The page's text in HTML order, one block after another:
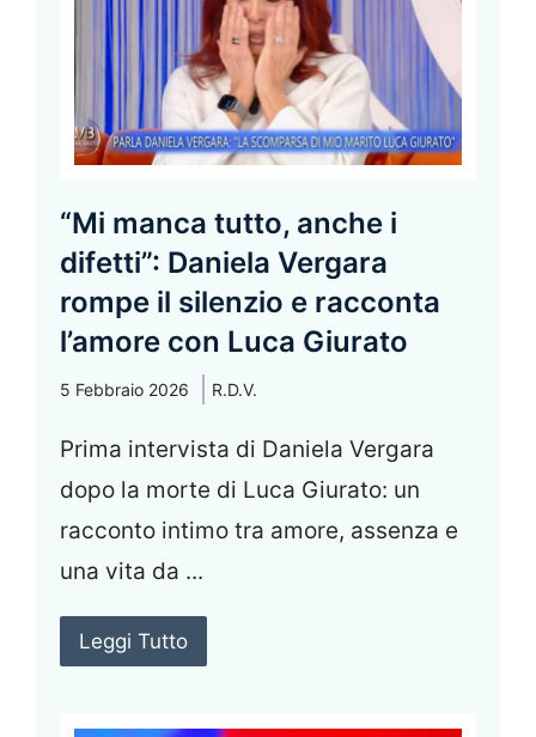
“Mi manca tutto, anche i
difetti”: Daniela Vergara
rompe il silenzio e racconta
l’amore con Luca Giurato
5 Febbraio 2026 R.D.V.
Prima intervista di Daniela Vergara
dopo la morte di Luca Giurato: un
racconto intimo tra amore, assenza e
una vita da ...
Leggi Tutto